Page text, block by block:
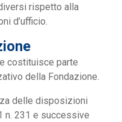
rispetto alla
d’ufficio.
costituisce parte
della Fondazione.
delle disposizioni
n. 231 e successive